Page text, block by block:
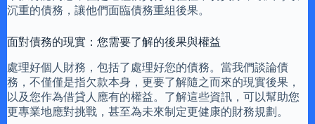
沉重的債務，讓他們面臨債務重組後果。
面對債務的現實：您需要了解的後果與權益
處理好個人財務，包括了處理好您的債務。當我們談論債
務，不僅僅是指欠款本身，更要了解隨之而來的現實後果，
以及您作為借貸人應有的權益。了解這些資訊，可以幫助您
更專業地應對挑戰，甚至為未來制定更健康的財務規劃。